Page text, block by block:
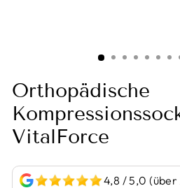
Orthopädische
VitalForce
4,8 / 5,0 (über